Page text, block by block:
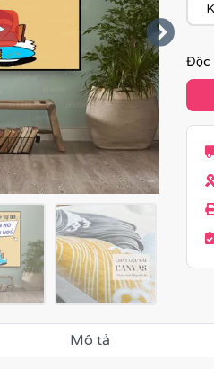
Độc
Mô tả